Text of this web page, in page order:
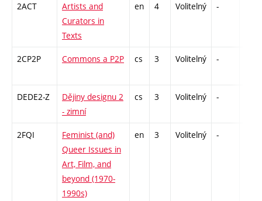
2ACT
Artists and
Curators in
Texts
en 4 Volitelný -
2CP2P Commons a P2P cs 3 Volitelný -
DEDE2-Z
Dějiny designu 2
- zimní
cs 3 Volitelný -
2FQI
Feminist (and)
Queer Issues in
Art, Film, and
beyond (1970-
1990s)
en 3 Volitelný -